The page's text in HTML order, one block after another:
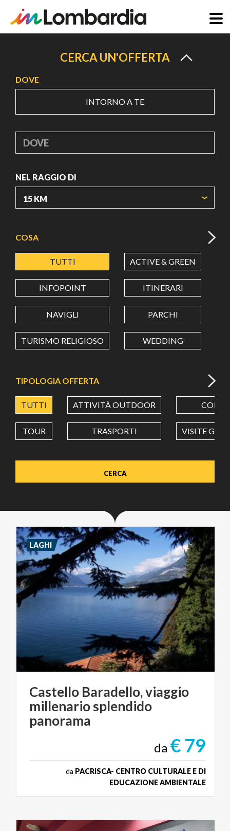
principale
CERCA UN'OFFERTA
DOVE
INTORNO A TE
DOVE
NEL RAGGIO DI
LATITUDINE
LONGITUDINE
Value in decimal degrees. Use dot (.) as decimal separator.
COSA
TUTTI ACTIVE & GREEN
INFOPOINT ITINERARI
NAVIGLI PARCHI
TURISMO RELIGIOSO WEDDING
TIPOLOGIA OFFERTA
TUTTI ATTIVITÀ OUTDOOR CORSI
TOUR TRASPORTI VISITE
Castello Baradello, viaggio
millenario splendido
panorama
da € 79
da PACRISCA- CENTRO CULTURALE E DI
EDUCAZIONE AMBIENTALE
LAGHI